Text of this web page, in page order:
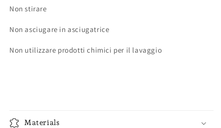
Non stirare
Non asciugare in asciugatrice
Non utilizzare prodotti chimici per il lavaggio
Materials